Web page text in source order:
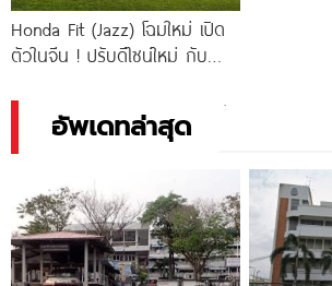
Honda Fit (Jazz) โฉมใหม่ เปิด
ตัวในจีน ! ปรับดีไซน์ใหม่ กับ
อัพเดทล่าสุด